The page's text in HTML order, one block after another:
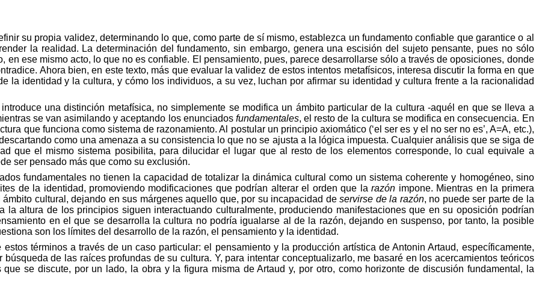
su propia validez, determinando lo que, como parte de sí mismo, establezca un fundamento confiable que garantice o al
la realidad. La determinación del fundamento, sin embargo, genera una escisión del sujeto pensante, pues no sólo
ese mismo acto, lo que no es confiable. El pensamiento, pues, parece desarrollarse sólo a través de oposiciones, donde
Ahora bien, en este texto, más que evaluar la validez de estos intentos metafísicos, interesa discutir la forma en que
la identidad y la cultura, y cómo los individuos, a su vez, luchan por afirmar su identidad y cultura frente a la racionalidad
una distinción metafísica, no simplemente se modifica un ámbito particular de la cultura -aquél en que se lleva a
se van asimilando y aceptando los enunciados fundamentales, el resto de la cultura se modifica en consecuencia. En
que funciona como sistema de razonamiento. Al postular un principio axiomático (‘el ser es y el no ser no es’, A=A, etc.),
como una amenaza a su consistencia lo que no se ajusta a la lógica impuesta. Cualquier análisis que se siga de
que el mismo sistema posibilita, para dilucidar el lugar que al resto de los elementos corresponde, lo cual equivale a
ser pensado más que como su exclusión.
fundamentales no tienen la capacidad de totalizar la dinámica cultural como un sistema coherente y homogéneo, sino
de la identidad, promoviendo modificaciones que podrían alterar el orden que larazón impone. Mientras en la primera
cultural, dejando en sus márgenes aquello que, por su incapacidad deservirse de la razón, no puede ser parte de la
altura de los principios siguen interactuando culturalmente, produciendo manifestaciones que en su oposición podrían
en el que se desarrolla la cultura no podría igualarse al de la razón, dejando en suspenso, por tanto, la posible
son los límites del desarrollo de la razón, el pensamiento y la identidad.
términos a través de un caso particular: el pensamiento y la producción artística de Antonin Artaud, específicamente,
de las raíces profundas de su cultura. Y, para intentar conceptualizarlo, me basaré en los acercamientos teóricos
se discute, por un lado, la obra y la figura misma de Artaud y, por otro, como horizonte de discusión fundamental, la